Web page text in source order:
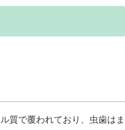
質で覆われており、虫歯はま